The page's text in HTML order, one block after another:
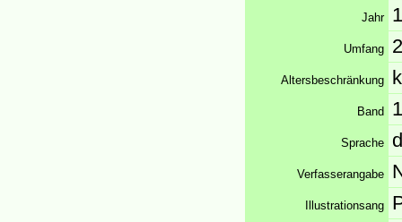
Jahr
Umfang
Altersbeschränkung
Band 1
Sprache
Verfasserangabe
Illustrationsang